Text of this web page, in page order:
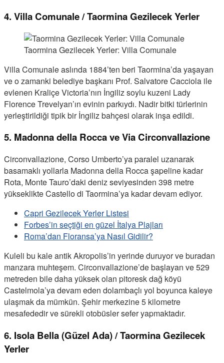
4. Villa Comunale / Taormina Gezilecek Yerler
Taormina Gezilecek Yerler: Villa Comunale
Villa Comunale aslında 1884’ten beri Taormina’da yaşayan
ve o zamanki belediye başkanı Prof. Salvatore Cacciola ile
evlenen Kraliçe Victoria’nın İngiliz soylu kuzeni Lady
Florence Trevelyan’ın evinin parkıydı. Nadir bitki türlerinin
yerleştirildiği tipik bir İngiliz bahçesi olarak inşa edildi.
5. Madonna della Rocca ve Via Circonvallazione
Circonvallazione, Corso Umberto’ya paralel uzanarak
basamaklı yollarla Madonna della Rocca şapeline kadar
Rota, Monte Tauro’daki deniz seviyesinden 398 metre
yükseklikte Castello di Taormina’ya kadar devam ediyor.
Capri Gezilecek Yerler Listesi
Forbes’in seçtiği en güzel İtalya Plajları
Roma’dan Floransa’ya Nasıl Gidilir?
Kuleli bu kale antik Akropolis’in yerinde duruyor ve buradan
manzara muhteşem. Circonvallazione’de başlayan ve 529
metreden bile daha yüksek olan pitoresk dağ köyü
Castelmola’ya devam eden dolambaçlı yol boyunca kaleye
ulaşmak da mümkün. Şehir merkezine 5 kilometre
mesafededir ve sürekli otobüsler sefer yapmaktadır.
6. Isola Bella (Güzel Ada) / Taormina Gezilecek
Yerler